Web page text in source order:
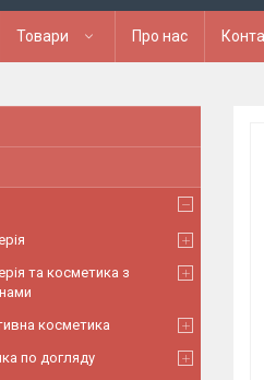
Товари Про нас
та косметика з
косметика
по догляду